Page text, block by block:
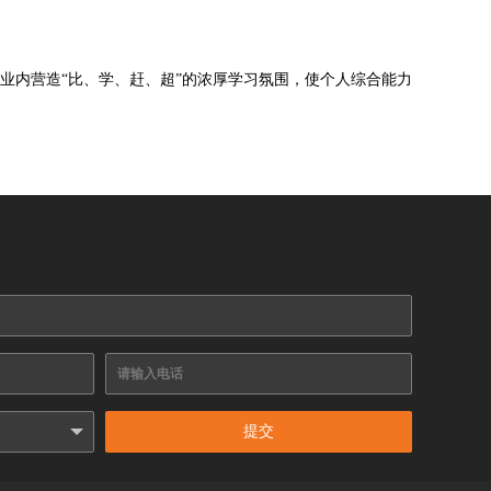
内营造“比、学、赶、超”的浓厚学习氛围，使个人综合能力
提交